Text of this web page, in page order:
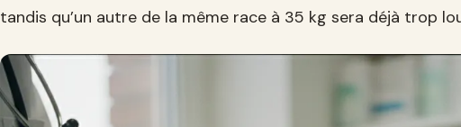
tandis qu’un autre de la même race à 35 kg sera déjà trop